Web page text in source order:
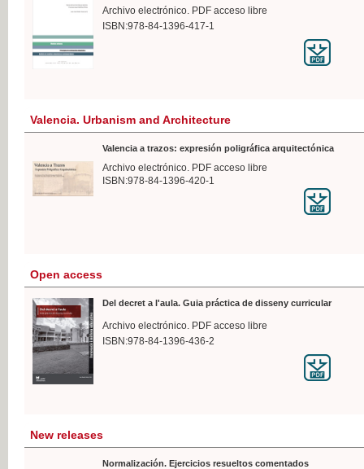
Archivo electrónico. PDF acceso libre
ISBN:978-84-1396-417-1
Valencia. Urbanism and Architecture
Valencia a trazos: expresión poligráfica arquitectónica
Archivo electrónico. PDF acceso libre
ISBN:978-84-1396-420-1
Open access
Del decret a l'aula. Guia práctica de disseny curricular
Archivo electrónico. PDF acceso libre
ISBN:978-84-1396-436-2
New releases
Normalización. Ejercicios resueltos comentados